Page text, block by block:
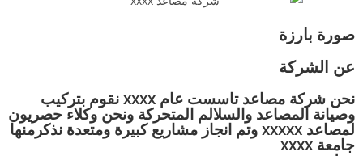
صورة بارزة
عن الشركة
نحن شركة مصاعد تاسست عام xxxx نقوم بتركيب
وصيانة المصاعد والسلالم المتحركة ونحن وكلاء حصريون
لمصاعد xxxxx وتم انجاز مشاريع كبيرة ومتعدة نذكرمنها
جامعة xxxx